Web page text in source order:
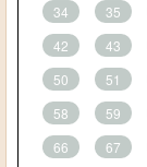
34
35
42
43
50
51
58
59
66
67